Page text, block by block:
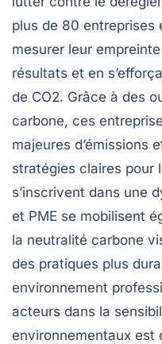
plus de 80 entreprises
mesurer leur
résultats et en
de CO2. Grâce à des
carbone, ces
majeures d’émissions
stratégies claires pour
s’inscrivent dans une
et PME se mobilisent
la neutralité carbone
des pratiques plus
environnement
acteurs dans la
environnementaux est